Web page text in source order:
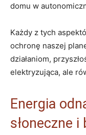
domu w
Każdy z tych
ochronę naszej
działaniom,
elektryzująca, ale
Energia
słoneczne i